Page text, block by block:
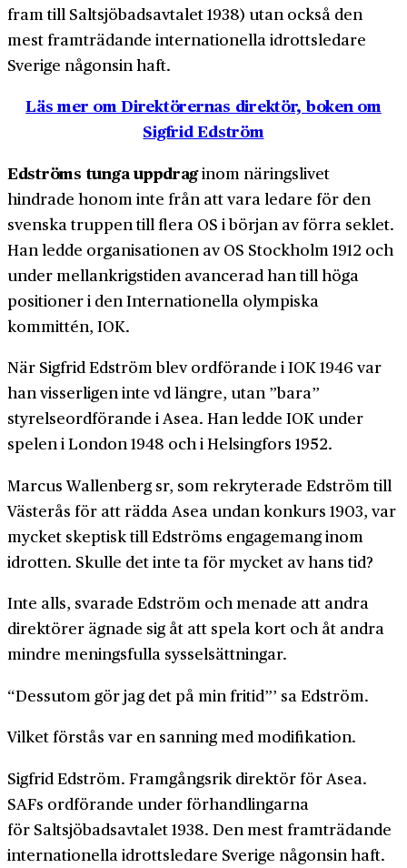
fram till Saltsjöbadsavtalet 1938) utan också den
mest framträdande internationella idrottsledare
Sverige någonsin haft.
Läs mer om Direktörernas direktör, boken om
Sigfrid Edström
Edströms tunga uppdraginom näringslivet
hindrade honom inte från att vara ledare för den
svenska truppen till flera OS i början av förra seklet.
Han ledde organisationen av OS Stockholm 1912 och
under mellankrigstiden avancerad han till höga
positioner i den Internationella olympiska
kommittén, IOK.
När Sigfrid Edström blev ordförande i IOK 1946 var
han visserligen inte vd längre, utan ”bara”
styrelseordförande i Asea. Han ledde IOK under
spelen i London 1948 och i Helsingfors 1952.
Marcus Wallenberg sr, som rekryterade Edström till
Västerås för att rädda Asea undan konkurs 1903, var
mycket skeptisk till Edströms engagemang inom
idrotten. Skulle det inte ta för mycket av hans tid?
Inte alls, svarade Edström och menade att andra
direktörer ägnade sig åt att spela kort och åt andra
mindre meningsfulla sysselsättningar.
“Dessutom gör jag det på min fritid”’ sa Edström.
Vilket förstås var en sanning med modifikation.
Sigfrid Edström. Framgångsrik direktör för Asea.
SAFs ordförande under förhandlingarna
för Saltsjöbadsavtalet 1938. Den mest framträdande
internationella idrottsledare Sverige någonsin haft.